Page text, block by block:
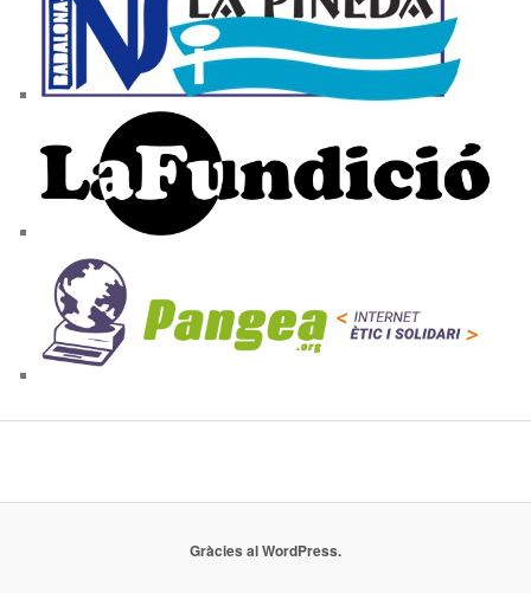
Gràcies al WordPress.